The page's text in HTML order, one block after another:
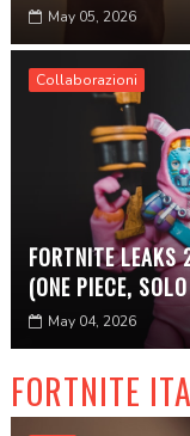
May 05, 2026
Collaborazioni
FORTNITE
(ONE PIECE,
May 04, 2026
FORTNITE